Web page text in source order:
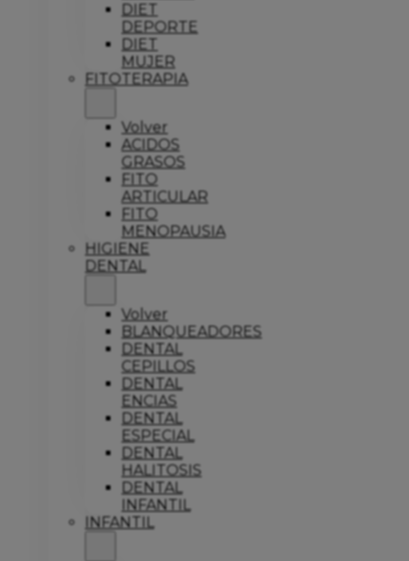
DIET
DEPORTE
DIET
MUJER
FITOTERAPIA
Volver
ACIDOS
GRASOS
FITO
ARTICULAR
FITO
MENOPAUSIA
HIGIENE
DENTAL
Volver
BLANQUEADORES
DENTAL
CEPILLOS
DENTAL
ENCIAS
DENTAL
ESPECIAL
DENTAL
HALITOSIS
DENTAL
INFANTIL
INFANTIL